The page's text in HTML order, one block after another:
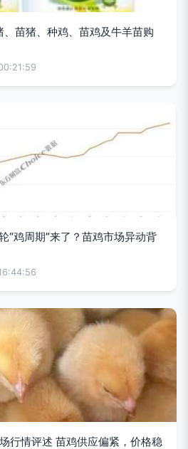
苗猪、种鸡、苗鸡及牛羊苗购
“鸡周期”来了？苗鸡市场异动背
行情评述 苗鸡供应偏紧，价格稳